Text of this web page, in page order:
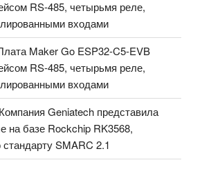
RS-485, четырьмя реле,
входами
Maker Go ESP32-C5-EVB
RS-485, четырьмя реле,
входами
Компания Geniatech представила
на базе Rockchip RK3568,
SMARC 2.1